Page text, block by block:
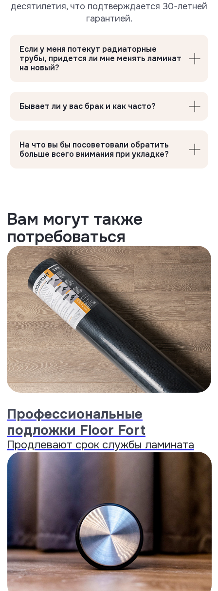
десятилетия, что подтверждается 30-летней
гарантией.
Если у меня потекут радиаторные
трубы, придется ли мне менять ламинат
на новый?
Бывает ли у вас брак и как часто?
На что вы бы посоветовали обратить
больше всего внимания при укладке?
подложки Floor Fort
Продлевают срок службы ламината
Дверные ограничители
Не снимают ламинат с гарантии, так
как не имеют фиксации к черновому
полу
Преимущества
WaxSeal
До 100 часов защиты от влаги...
Раскрыть
Water Friendly
Shape Memory
Восстановление формы и
толщиныпосле сильного